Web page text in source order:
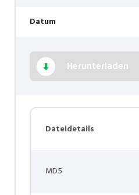
Datum
Herunterladen
Dateidetails
MD5